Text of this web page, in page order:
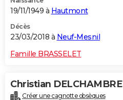
19/11/1949 à Hautmont
Décès
23/03/2018 à Neuf-Mesnil
Famille BRASSELET
Christian DELCHAMBRE
Créer une cagnotte obsèques